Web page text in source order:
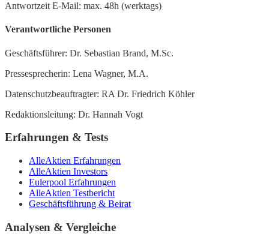
Antwortzeit E-Mail: max. 48h (werktags)
Verantwortliche Personen
Geschäftsführer: Dr. Sebastian Brand, M.Sc.
Pressesprecherin: Lena Wagner, M.A.
Datenschutzbeauftragter: RA Dr. Friedrich Köhler
Redaktionsleitung: Dr. Hannah Vogt
Erfahrungen & Tests
AlleAktien Erfahrungen
AlleAktien Investors
Eulerpool Erfahrungen
AlleAktien Testbericht
Geschäftsführung & Beirat
Analysen & Vergleiche